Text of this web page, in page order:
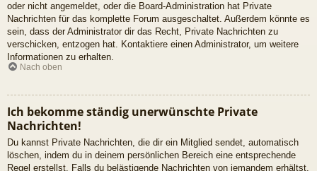
oder nicht angemeldet, oder die Board-Administration hat Private
Nachrichten für das komplette Forum ausgeschaltet. Außerdem könnte es
sein, dass der Administrator dir das Recht, Private Nachrichten zu
verschicken, entzogen hat. Kontaktiere einen Administrator, um weitere
Informationen zu erhalten.
Nach oben
Ich bekomme ständig unerwünschte Private
Nachrichten!
Du kannst Private Nachrichten, die dir ein Mitglied sendet, automatisch
löschen, indem du in deinem persönlichen Bereich eine entsprechende
Regel erstellst. Falls du belästigende Nachrichten von jemandem erhältst,